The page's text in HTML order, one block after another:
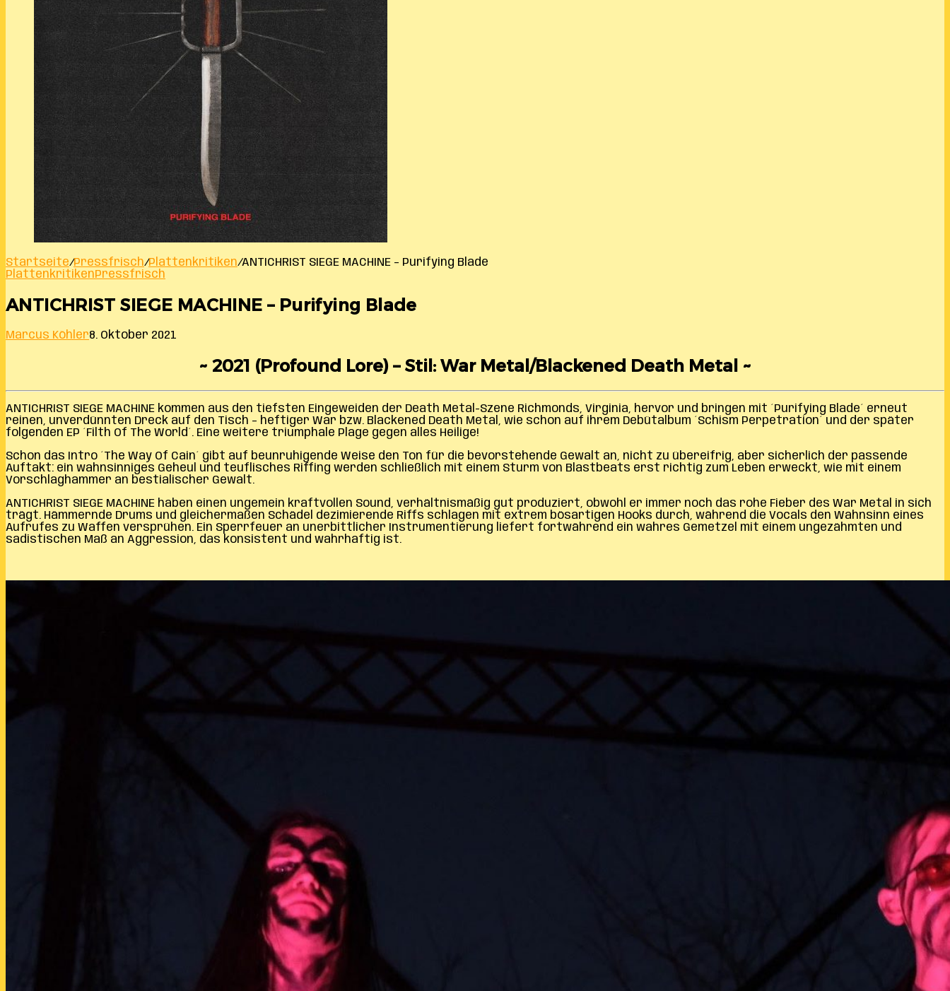
Startseite/Pressfrisch/Plattenkritiken/ANTICHRIST SIEGE MACHINE – Purifying Blade
PlattenkritikenPressfrisch
ANTICHRIST SIEGE MACHINE – Purifying Blade
Marcus Köhler8. Oktober 2021
~ 2021 (Profound Lore) – Stil: War Metal/Blackened Death Metal ~
ANTICHRIST SIEGE MACHINE kommen aus den tiefsten Eingeweiden der Death Metal-Szene Richmonds, Virginia, hervor und bringen mit ´Purifying Blade´ erneut
reinen, unverdünnten Dreck auf den Tisch – heftiger War bzw. Blackened Death Metal, wie schon auf ihrem Debütalbum ´Schism Perpetration´ und der später
folgenden EP ´Filth Of The World´. Eine weitere triumphale Plage gegen alles Heilige!
Schon das Intro ´The Way Of Cain´ gibt auf beunruhigende Weise den Ton für die bevorstehende Gewalt an, nicht zu übereifrig, aber sicherlich der passende
Auftakt: ein wahnsinniges Geheul und teuflisches Riffing werden schließlich mit einem Sturm von Blastbeats erst richtig zum Leben erweckt, wie mit einem
Vorschlaghammer an bestialischer Gewalt.
ANTICHRIST SIEGE MACHINE haben einen ungemein kraftvollen Sound, verhältnismäßig gut produziert, obwohl er immer noch das rohe Fieber des War Metal in sich
trägt. Hämmernde Drums und gleichermaßen Schädel dezimierende Riffs schlagen mit extrem bösartigen Hooks durch, während die Vocals den Wahnsinn eines
Aufrufes zu Waffen versprühen. Ein Sperrfeuer an unerbittlicher Instrumentierung liefert fortwährend ein wahres Gemetzel mit einem ungezähmten und
sadistischen Maß an Aggression, das konsistent und wahrhaftig ist.